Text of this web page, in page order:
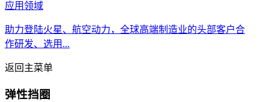
应用领域
助力登陆火星、航空动力，全球高端制造业的头部客户合
作研发、选用...
返回主菜单
弹性挡圈